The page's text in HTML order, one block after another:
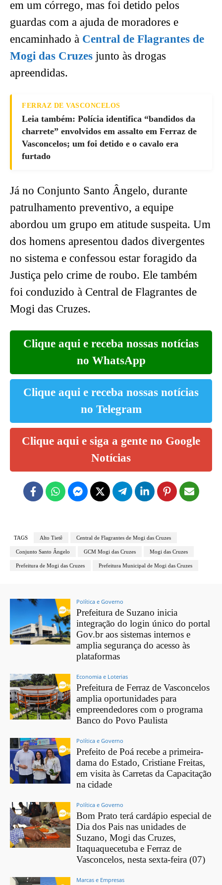
em um córrego, mas foi detido pelos
guardas com a ajuda de moradores e
encaminhado à Central de Flagrantes de
Mogi das Cruzes junto às drogas
apreendidas.
FERRAZ DE VASCONCELOS
Leia também: Polícia identifica “bandidos da
charrete” envolvidos em assalto em Ferraz de
Vasconcelos; um foi detido e o cavalo era
furtado
Já no Conjunto Santo Ângelo, durante
patrulhamento preventivo, a equipe
abordou um grupo em atitude suspeita. Um
dos homens apresentou dados divergentes
no sistema e confessou estar foragido da
Justiça pelo crime de roubo. Ele também
foi conduzido à Central de Flagrantes de
Mogi das Cruzes.
Clique aqui e receba nossas notícias
no WhatsApp
Clique aqui e receba nossas notícias
no Telegram
Clique aqui e siga a gente no Google
Notícias
TAGS Alto Tietê Central de Flagrantes de Mogi das Cruzes
Conjunto Santo Ângelo GCM Mogi das Cruzes Mogi das Cruzes
Prefeitura de Mogi das Cruzes Prefeitura Municipal de Mogi das Cruzes
Política e Governo
Prefeitura de Suzano inicia
integração do login único do portal
Gov.br aos sistemas internos e
amplia segurança do acesso às
plataformas
Economia e Loterias
Prefeitura de Ferraz de Vasconcelos
amplia oportunidades para
empreendedores com o programa
Banco do Povo Paulista
Política e Governo
Prefeito de Poá recebe a primeira-
dama do Estado, Cristiane Freitas,
em visita às Carretas da Capacitação
na cidade
Política e Governo
Bom Prato terá cardápio especial de
Dia dos Pais nas unidades de
Suzano, Mogi das Cruzes,
Itaquaquecetuba e Ferraz de
Vasconcelos, nesta sexta-feira (07)
Marcas e Empresas